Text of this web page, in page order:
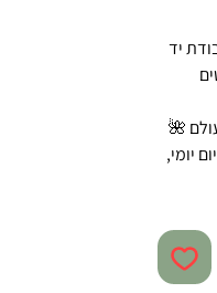
יד
🌺
יומי,